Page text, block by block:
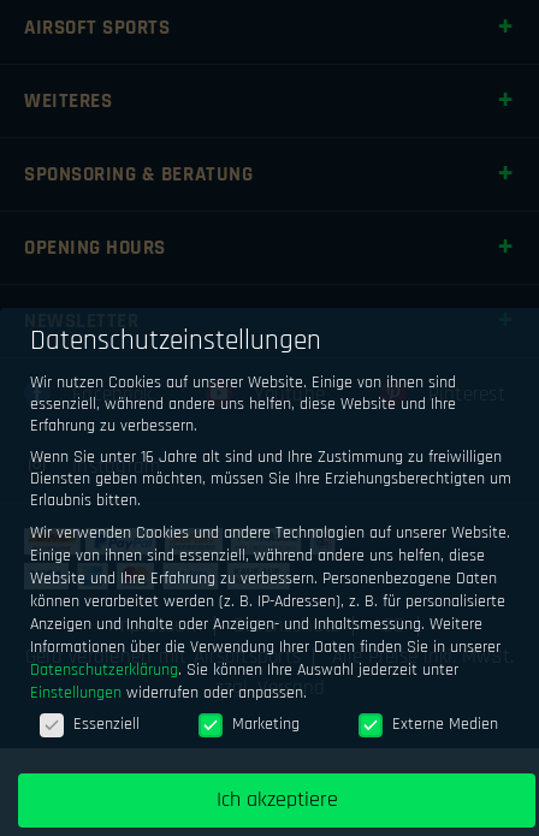
AIRSOFT SPORTS
WEITERES
SPONSORING & BERATUNG
OPENING HOURS
Facebook Youtube Pinterest
Instagram
Impressum Datenschutz
AGB
Geld verdienen mit Airsoftsports
Alle Preise inkl. MwSt.
zzgl. Versand
Datenschutzeinstellungen
Wir nutzen Cookies auf unserer Website. Einige von ihnen sind
essenziell, während andere uns helfen, diese Website und Ihre
Erfahrung zu verbessern.
Wenn Sie unter 16 Jahre alt sind und Ihre Zustimmung zu freiwilligen
Diensten geben möchten, müssen Sie Ihre Erziehungsberechtigten um
Erlaubnis bitten.
Wir verwenden Cookies und andere Technologien auf unserer Website.
Einige von ihnen sind essenziell, während andere uns helfen, diese
Website und Ihre Erfahrung zu verbessern. Personenbezogene Daten
können verarbeitet werden (z. B. IP-Adressen), z. B. für personalisierte
Anzeigen und Inhalte oder Anzeigen- und Inhaltsmessung. Weitere
Informationen über die Verwendung Ihrer Daten finden Sie in unserer
Datenschutzerklärung. Sie können Ihre Auswahl jederzeit unter
Einstellungen widerrufen oder anpassen.
Datenschutzeinstellungen
Essenziell Marketing Externe Medien
Ich akzeptiere